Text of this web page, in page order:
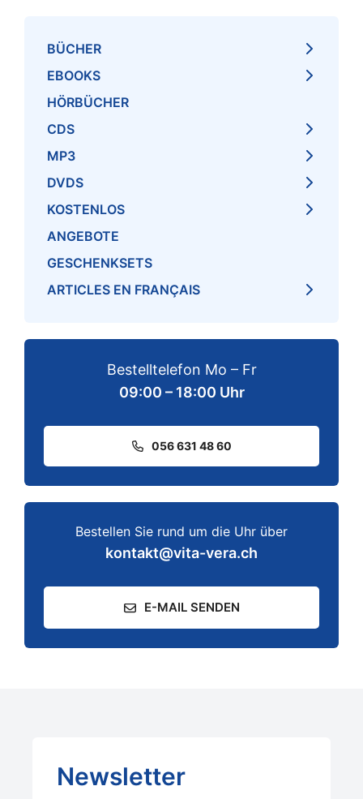
BÜCHER
EBOOKS
HÖRBÜCHER
CDS
MP3
DVDS
KOSTENLOS
ANGEBOTE
GESCHENKSETS
ARTICLES EN FRANÇAIS
Bestelltelefon Mo – Fr
09:00 – 18:00 Uhr
056 631 48 60
Bestellen Sie rund um die Uhr über
kontakt@vita-vera.ch
E-MAIL SENDEN
Newsletter